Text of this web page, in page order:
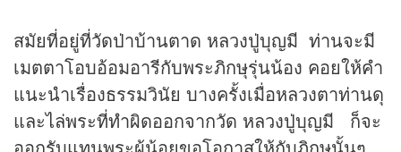
สมัยที่อยู่ที่วัดป่าบ้านตาด หลวงปู่บุญมี ท่านจะมี
เมตตาโอบอ้อมอารีกับพระภิกษุรุ่นน้อง คอยให้คำ
แนะนำเรื่องธรรมวินัย บางครั้งเมื่อหลวงตาท่านดุ
และไล่พระที่ทำผิดออกจากวัด หลวงปู่บุญมี ก็จะ